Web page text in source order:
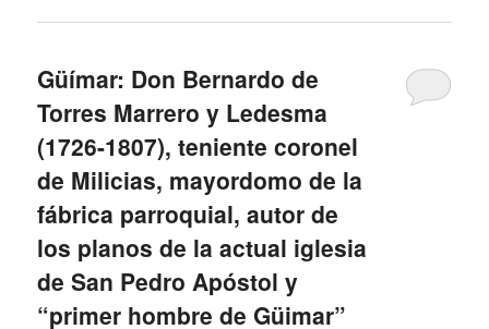
Güímar: Don Bernardo de
Torres Marrero y Ledesma
(1726-1807), teniente coronel
de Milicias, mayordomo de la
fábrica parroquial, autor de
los planos de la actual iglesia
de San Pedro Apóstol y
“primer hombre de Güimar”